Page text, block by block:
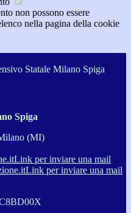
non possono essere
nella pagina della cookie
Statale Milano Spiga
Spiga
(MI)
Link per inviare una mail
Link per inviare una mail